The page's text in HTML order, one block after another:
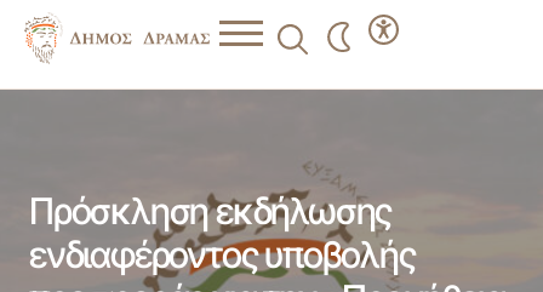
Πρόσκληση εκδήλωσης
ενδιαφέροντος υποβολής